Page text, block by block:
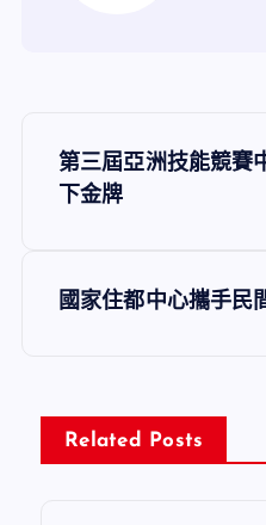
文
章
導
第三屆亞洲技能競賽
下金牌
國家住都中心攜手民
Related Posts